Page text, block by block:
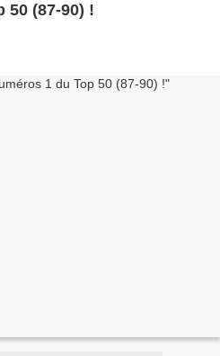
50 (87-90) !